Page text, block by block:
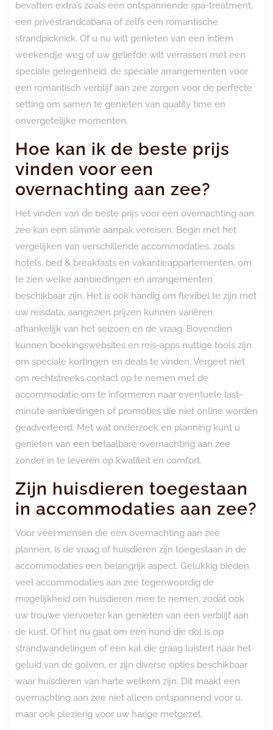
bevatten extra’s zoals een ontspannende spa-treatment,
een privéstrandcabana of zelfs een romantische
strandpicknick. Of u nu wilt genieten van een intiem
weekendje weg of uw geliefde wilt verrassen met een
speciale gelegenheid, de speciale arrangementen voor
een romantisch verblijf aan zee zorgen voor de perfecte
setting om samen te genieten van quality time en
onvergetelijke momenten.
Hoe kan ik de beste prijs
vinden voor een
overnachting aan zee?
Het vinden van de beste prijs voor een overnachting aan
zee kan een slimme aanpak vereisen. Begin met het
vergelijken van verschillende accommodaties, zoals
hotels, bed & breakfasts en vakantieappartementen, om
te zien welke aanbiedingen en arrangementen
beschikbaar zijn. Het is ook handig om flexibel te zijn met
uw reisdata, aangezien prijzen kunnen variëren
afhankelijk van het seizoen en de vraag. Bovendien
kunnen boekingswebsites en reis-apps nuttige tools zijn
om speciale kortingen en deals te vinden. Vergeet niet
om rechtstreeks contact op te nemen met de
accommodatie om te informeren naar eventuele last-
minute aanbiedingen of promoties die niet online worden
geadverteerd. Met wat onderzoek en planning kunt u
genieten van een betaalbare overnachting aan zee
zonder in te leveren op kwaliteit en comfort.
Zijn huisdieren toegestaan ​​
in accommodaties aan zee?
Voor veel mensen die een overnachting aan zee
plannen, is de vraag of huisdieren zijn toegestaan in de
accommodaties een belangrijk aspect. Gelukkig bieden
veel accommodaties aan zee tegenwoordig de
mogelijkheid om huisdieren mee te nemen, zodat ook
uw trouwe viervoeter kan genieten van een verblijf aan
de kust. Of het nu gaat om een hond die dol is op
strandwandelingen of een kat die graag luistert naar het
geluid van de golven, er zijn diverse opties beschikbaar
waar huisdieren van harte welkom zijn. Dit maakt een
overnachting aan zee niet alleen ontspannend voor u,
maar ook plezierig voor uw harige metgezel.